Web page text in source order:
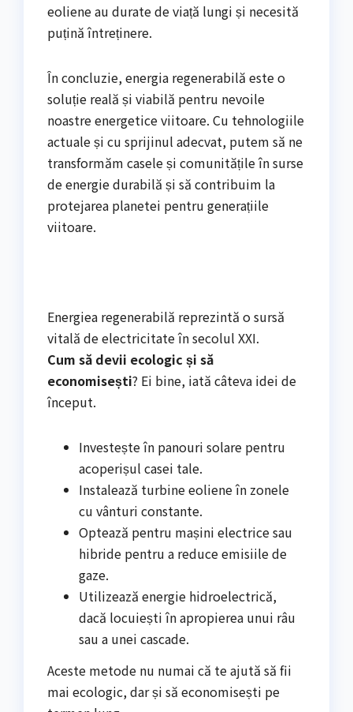
eoliene au durate de viață lungi și necesită
puțină întreținere.
În concluzie, energia regenerabilă este o
soluție reală și viabilă pentru nevoile
noastre energetice viitoare. Cu tehnologiile
actuale și cu sprijinul adecvat, putem să ne
transformăm casele și comunitățile în surse
de energie durabilă și să contribuim la
protejarea planetei pentru generațiile
viitoare.
Energiea regenerabilă reprezintă o sursă
vitală de electricitate în secolul XXI.
Cum să devii ecologic și să
economisești? Ei bine, iată câteva idei de
început.
Investește în panouri solare pentru
acoperișul casei tale.
Instalează turbine eoliene în zonele
cu vânturi constante.
Optează pentru mașini electrice sau
hibride pentru a reduce emisiile de
gaze.
Utilizează energie hidroelectrică,
dacă locuiești în apropierea unui râu
sau a unei cascade.
Aceste metode nu numai că te ajută să fii
mai ecologic, dar și să economisești pe